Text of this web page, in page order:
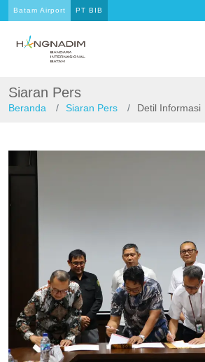
Batam Airport PT BIB
Siaran Pers
Beranda Siaran Pers Detil Informasi